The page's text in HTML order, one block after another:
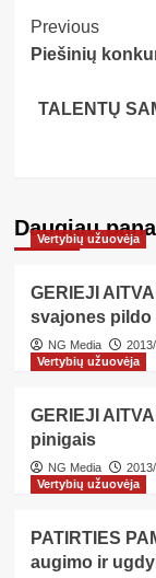
Post
Previous
Piešinių
TALENTŲ
Daugiau
Vertybių užuovėja
GERIEJI
svajones pildo
NG Media
Vertybių užuovėja
GERIEJI
pinigais
NG Media
Vertybių užuovėja
PATIRTIES
augimo ir